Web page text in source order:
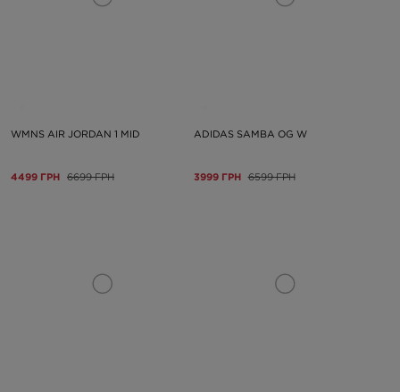
WMNS AIR JORDAN 1 MID
4499 ГРН 6699 ГРН
ADIDAS SAMBA OG W
3999 ГРН 6599 ГРН